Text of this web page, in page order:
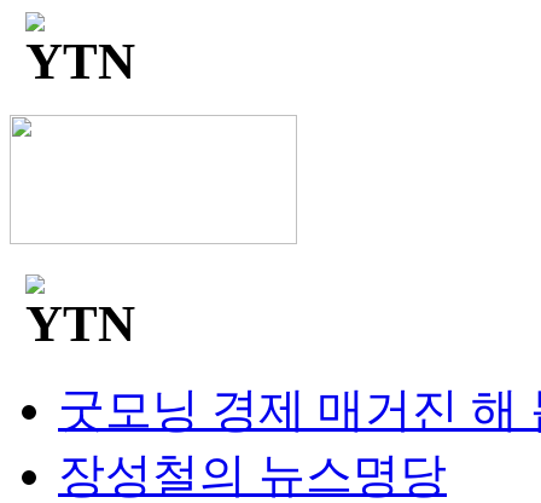
굿모닝 경제 매거진 해
장성철의 뉴스명당